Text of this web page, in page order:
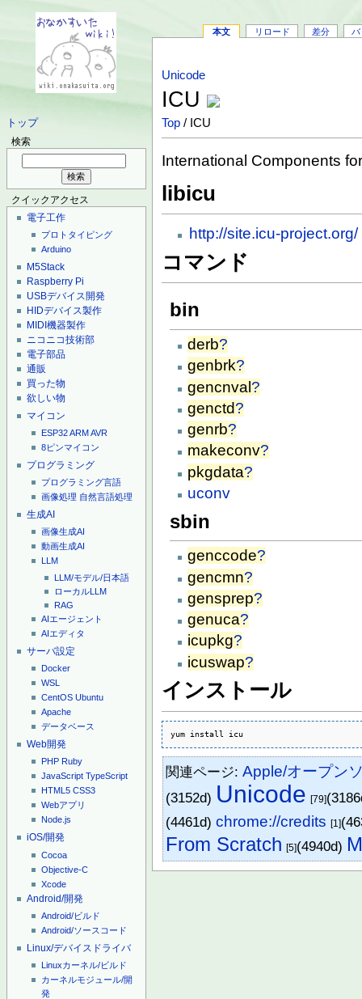
トップ
検索
クイックアクセス
電子工作
プロトタイピング
Arduino
M5Stack
Raspberry Pi
USBデバイス開発
HIDデバイス製作
MIDI機器製作
ニコニコ技術部
電子部品
通販
買った物
欲しい物
マイコン
ESP32ARMAVR
8ピンマイコン
プログラミング
プログラミング言語
画像処理 自然言語処理
生成AI
画像生成AI
動画生成AI
LLM
LLM/モデル/日本語
ローカルLLM
RAG
AIエージェント
AIエディタ
サーバ設定
Docker
WSL
CentOS Ubuntu
Apache
データベース
Web開発
PHP Ruby
JavaScript TypeScript
HTML5 CSS3
Webアプリ
Node.js
iOS/開発
Cocoa
Objective-C
Xcode
Android/開発
Android/ビルド
Android/ソースコード
Linux/デバイスドライバ
Linuxカーネル/ビルド
カーネルモジュール/開
発
本文 リロード 差分 バ
Unicode
ICU
Top / ICU
International Components
libicu
http://site.icu-project.org/
コマンド
bin
derb?
genbrk?
gencnval?
genctd?
genrb?
makeconv?
pkgdata?
uconv
sbin
genccode?
gencmn?
gensprep?
genuca?
icupkg?
icuswap?
インストール
yum install icu
関連ページ:Apple/オープン
(3152d) Unicode [79]
(4461d)chrome://credits [1]
From Scratch [5](4940d)